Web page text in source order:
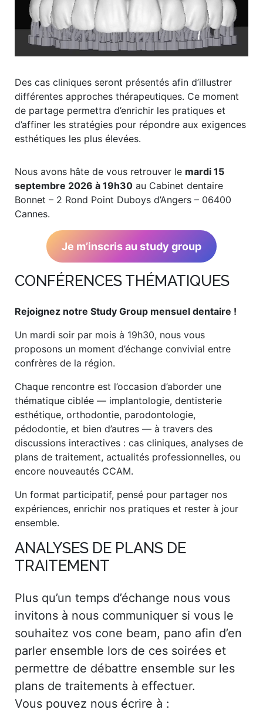
Des cas cliniques seront présentés afin d’illustrer
différentes approches thérapeutiques. Ce moment
de partage permettra d’enrichir les pratiques et
d’affiner les stratégies pour répondre aux exigences
esthétiques les plus élevées.
Nous avons hâte de vous retrouver le mardi 15
septembre 2026 à 19h30 au Cabinet dentaire
Bonnet – 2 Rond Point Duboys d’Angers – 06400
Cannes.
Je m’inscris au study group
CONFÉRENCES THÉMATIQUES
Rejoignez notre Study Group mensuel dentaire !
Un mardi soir par mois à 19h30, nous vous
proposons un moment d’échange convivial entre
confrères de la région.
Chaque rencontre est l’occasion d’aborder une
thématique ciblée — implantologie, dentisterie
esthétique, orthodontie, parodontologie,
pédodontie, et bien d’autres — à travers des
discussions interactives : cas cliniques, analyses de
plans de traitement, actualités professionnelles, ou
encore nouveautés CCAM.
Un format participatif, pensé pour partager nos
expériences, enrichir nos pratiques et rester à jour
ensemble.
ANALYSES DE PLANS DE
TRAITEMENT
Plus qu’un temps d’échange nous vous
invitons à nous communiquer si vous le
souhaitez vos cone beam, pano afin d’en
parler ensemble lors de ces soirées et
permettre de débattre ensemble sur les
plans de traitements à effectuer.
Vous pouvez nous écrire à :